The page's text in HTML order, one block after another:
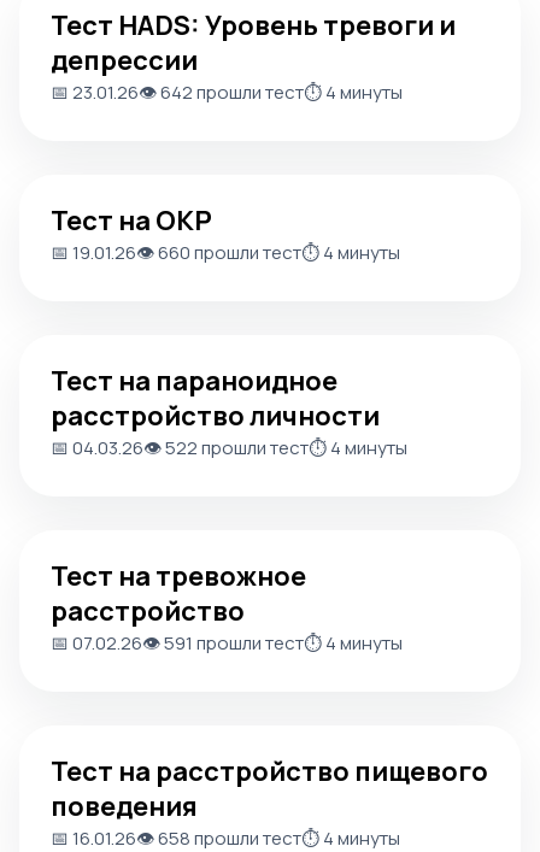
Тест HADS: Уровень тревоги и
депрессии
📅 23.01.26👁️ 642 прошли тест⏱️ 4 минуты
Тест на ОКР
📅 19.01.26👁️ 660 прошли тест⏱️ 4 минуты
Тест на параноидное
расстройство личности
📅 04.03.26👁️ 522 прошли тест⏱️ 4 минуты
Тест на тревожное
расстройство
📅 07.02.26👁️ 591 прошли тест⏱️ 4 минуты
Тест на расстройство пищевого
поведения
📅 16.01.26👁️ 658 прошли тест⏱️ 4 минуты